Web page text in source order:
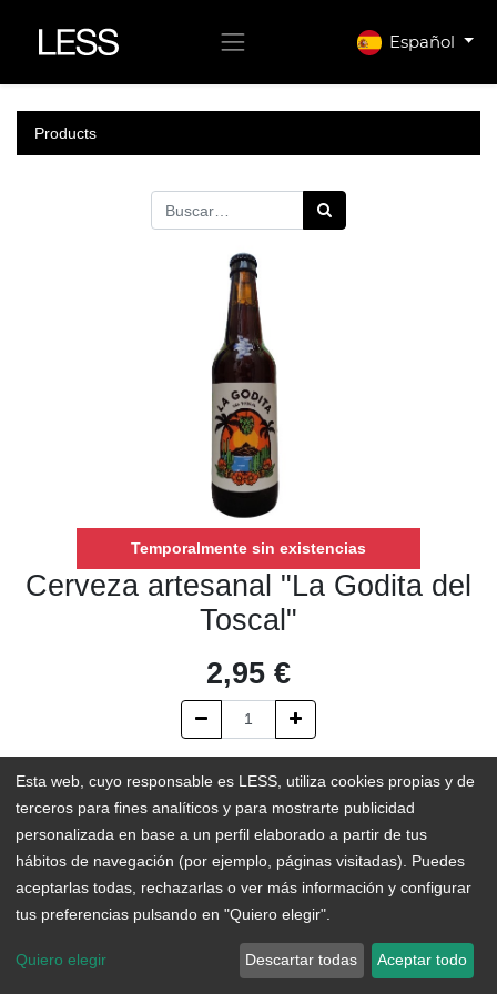
Español
Products
Temporalmente sin existencias
Cerveza artesanal "La Godita del
Toscal"
2,95 €
AÑADIR AL CARRITO
Temporalmente sin existencias
Add to Wishlist
esta cerveza elaborada en Tenerife no te dejará indiferente. En
Esta web, cuyo responsable es LESS, utiliza cookies propias y de
terceros para fines analíticos y para mostrarte publicidad
personalizada en base a un perfil elaborado a partir de tus
hábitos de navegación (por ejemplo, páginas visitadas). Puedes
aceptarlas todas, rechazarlas o ver más información y configurar
tus preferencias pulsando en "Quiero elegir".
Quiero elegir Descartar todas Aceptar todo